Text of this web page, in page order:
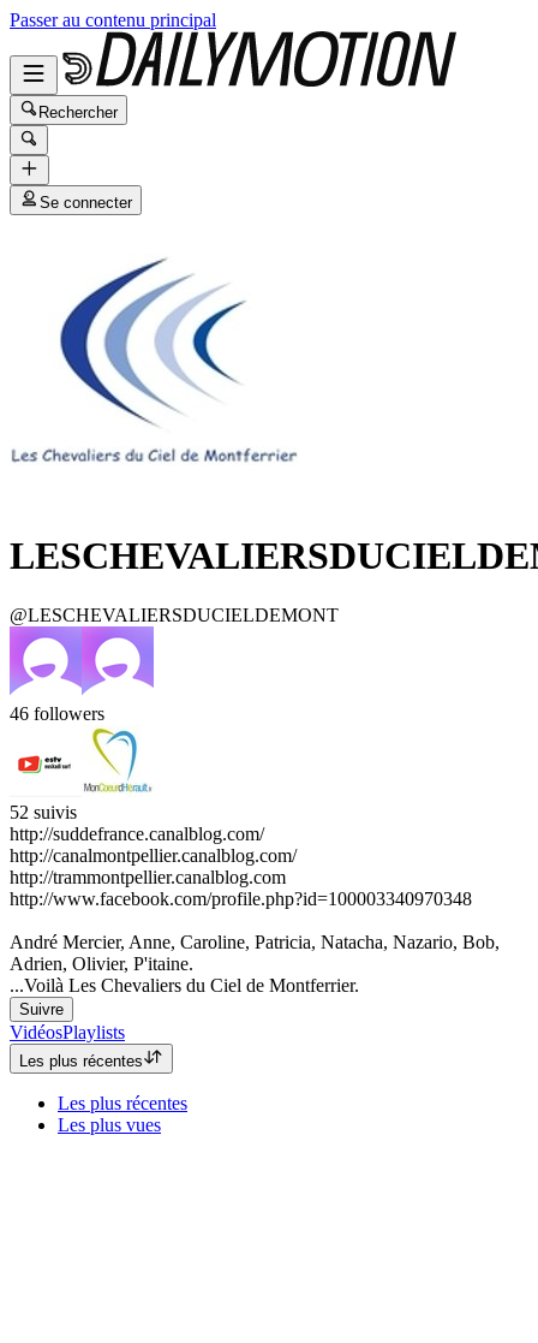
Passer au contenu principal
Rechercher
Se connecter
@LESCHEVALIERSDUCIELDEMONT
46 followers
52 suivis
http://suddefrance.canalblog.com/
http://canalmontpellier.canalblog.com/
http://trammontpellier.canalblog.com
http://www.facebook.com/profile.php?id=100003340970348
André Mercier, Anne, Caroline, Patricia, Natacha, Nazario, Bob,
Adrien, Olivier, P'itaine.
...Voilà Les Chevaliers du Ciel de Montferrier.
Suivre
VidéosPlaylists
Les plus récentes
Les plus récentes
Les plus vues